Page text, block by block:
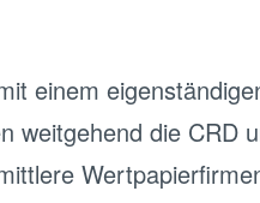
einem
weitgehend die CRD